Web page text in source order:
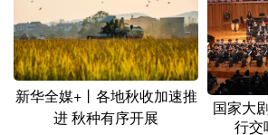
新华全媒+丨各地秋收加速推
进 秋种有序开展
国家大
行交